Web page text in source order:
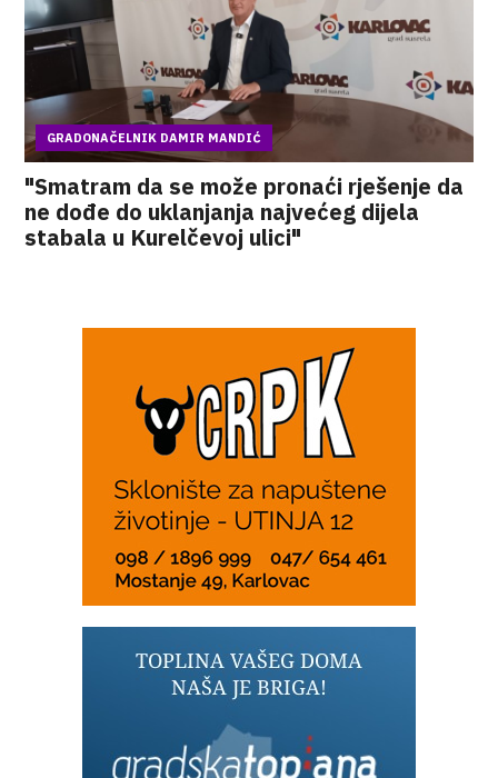
GRADONAČELNIK DAMIR MANDIĆ
"Smatram da se može pronaći rješenje da
ne dođe do uklanjanja najvećeg dijela
stabala u Kurelčevoj ulici"